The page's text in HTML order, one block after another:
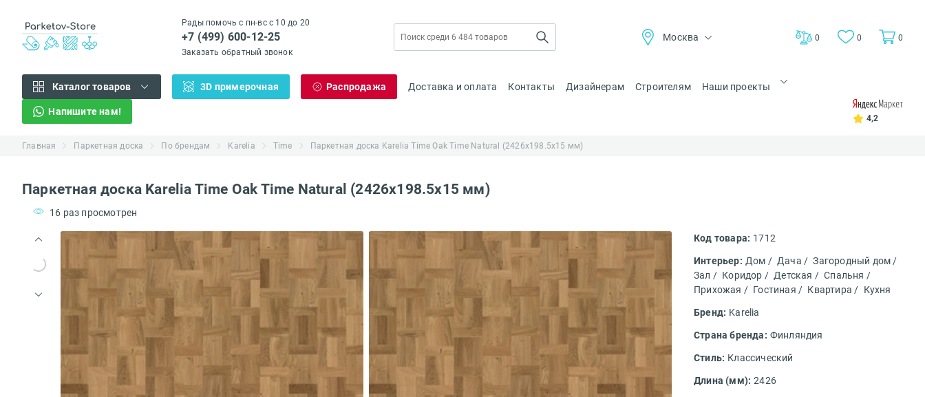
Рады помочь с пн-вс с 10 до 20
+7 (499) 600-12-25
Заказать обратный звонок
Москва 0 0 0
Каталог товаров 3D примерочная Распродажа Доставка и оплата Контакты Дизайнерам Строителям Наши проекты
Напишите нам!
4,2
Главная Паркетная доска По брендам Karelia Time Паркетная доска Karelia Time Oak Time Natural (2426х198.5х15 мм)
Паркетная доска Karelia Time Oak Time Natural (2426х198.5х15 мм)
16 раз просмотрен
Код товара: 1712
Интерьер: Дом / Дача / Загородный дом /
Зал / Коридор / Детская / Спальня /
Прихожая / Гостиная / Квартира / Кухня
Бренд: Karelia
Страна бренда: Финляндия
Стиль: Классический
Длина (мм): 2426